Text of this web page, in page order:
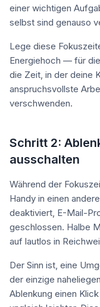
einer wichtigen
selbst sind genauso
Lege diese
Energiehoch — für
die Zeit, in der deine
anspruchsvollste
verschwenden.
Schritt 2:
ausschalten
Während der
Handy in einen
deaktiviert, E-Mail-
geschlossen. Halbe
auf lautlos in
Der Sinn ist, eine
der einzige
Ablenkung einen